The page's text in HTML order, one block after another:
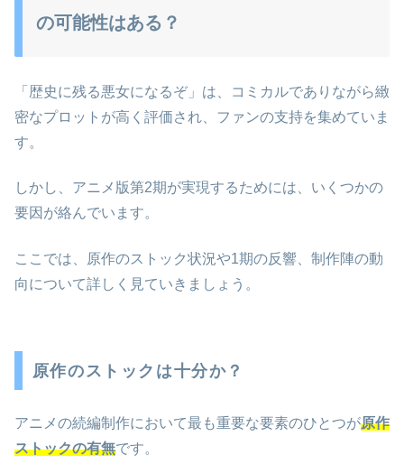
の可能性はある？
「歴史に残る悪女になるぞ」は、コミカルでありながら緻
密なプロットが高く評価され、ファンの支持を集めていま
す。
しかし、アニメ版第2期が実現するためには、いくつかの
要因が絡んでいます。
ここでは、原作のストック状況や1期の反響、制作陣の動
向について詳しく見ていきましょう。
原作のストックは十分か？
アニメの続編制作において最も重要な要素のひとつが原作
ストックの有無です。